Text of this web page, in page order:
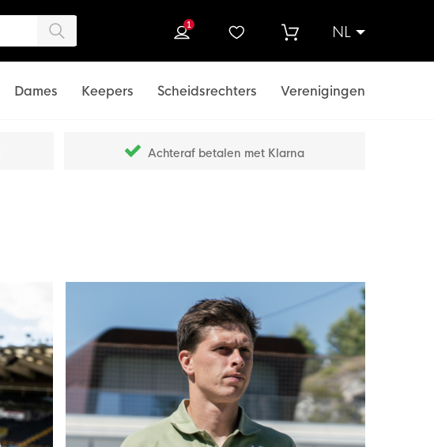
NL
1
Dames Keepers Scheidsrechters Verenigingen
Achteraf betalen met Klarna